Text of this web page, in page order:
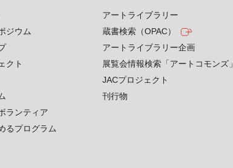
ジウム
クト
ランティア
るプログラム
アートライブラリー
蔵書検索（OPAC）
アートライブラリー企画
展覧会情報検索「アートコモンズ」
JACプロジェクト
刊行物